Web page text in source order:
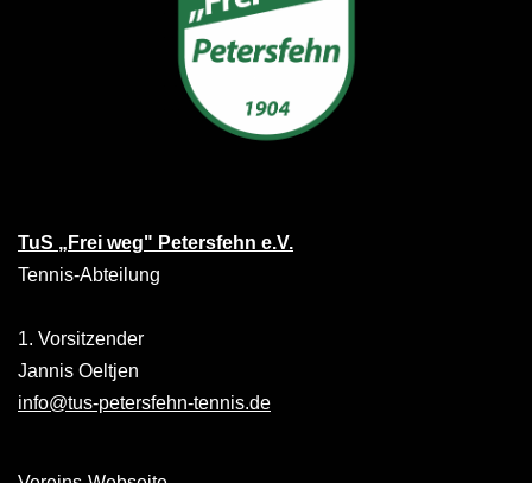
TuS „Frei weg" Petersfehn e.V.
Tennis-Abteilung
1. Vorsitzender
Jannis Oeltjen
info@tus-petersfehn-tennis.de